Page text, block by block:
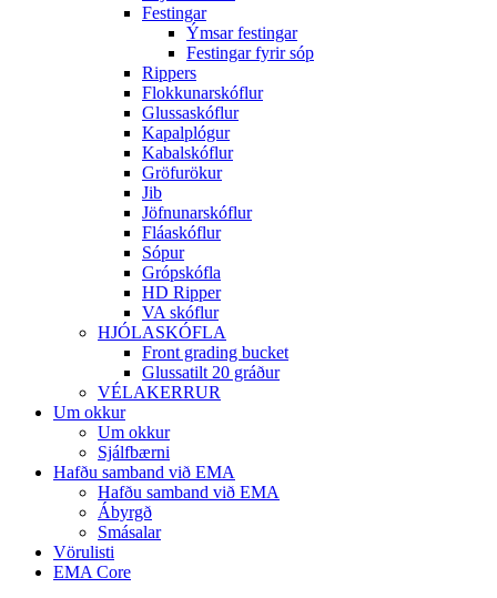
Festingar
Ýmsar festingar
Festingar fyrir sóp
Rippers
Flokkunarskóflur
Glussaskóflur
Kapalplógur
Kabalskóflur
Gröfurökur
Jib
Jöfnunarskóflur
Fláaskóflur
Sópur
Grópskófla
HD Ripper
VA skóflur
HJÓLASKÓFLA
Front grading bucket
Glussatilt 20 gráður
VÉLAKERRUR
Um okkur
Um okkur
Sjálfbærni
Hafðu samband við EMA
Hafðu samband við EMA
Ábyrgð
Smásalar
Vörulisti
EMA Core